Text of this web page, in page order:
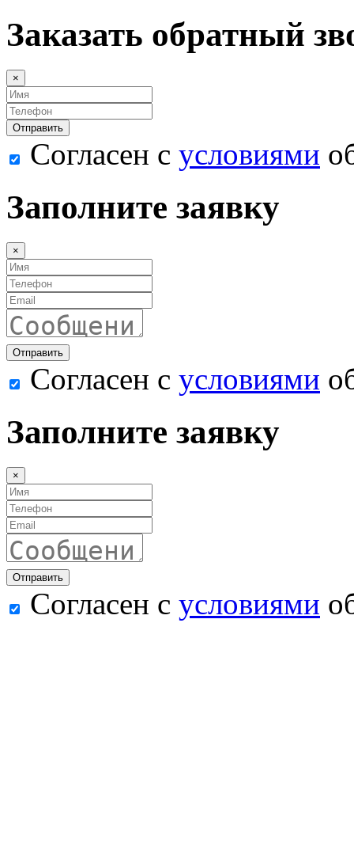
Заказать обратный
×
Согласен с условиями
Заполните заявку
×
Согласен с условиями
Заполните заявку
×
Согласен с условиями